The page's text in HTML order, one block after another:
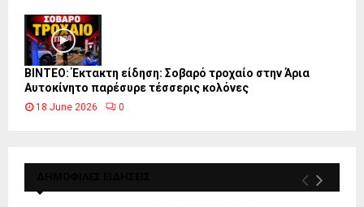
ΒΙΝΤΕΟ: Έκτακτη είδηση: Σοβαρό τροχαίο στην Άρια
Αυτοκίνητο παρέσυρε τέσσερις κολόνες
18 June 2026 0